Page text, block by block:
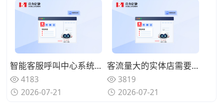
智能客服呼叫中心系统怎么同步客户历史记录？客服沟通更连贯
4183
2026-07-21
客流量大的实体店需要智能客服呼叫中心系统吗？分流简单咨询来电
3819
2026-07-21